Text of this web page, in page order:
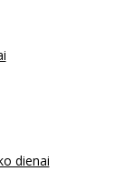
dienai